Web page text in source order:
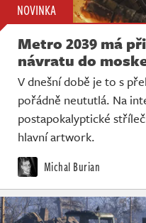
NOVINKA
Metro 2039 má
návratu do
V dnešní době je to s
pořádně neututlá. Na
postapokalyptické
hlavní artwork.
Michal Burian